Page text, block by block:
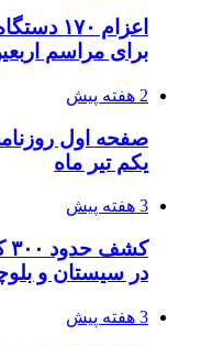
قربانیان زلزله‌های ونزوئلا
3 هفته پیش
اثر اخبار مالی
3 هفته پیش
آخرین وضعیت
توسط دشمن
3 هفته پیش
روایت کربلا از